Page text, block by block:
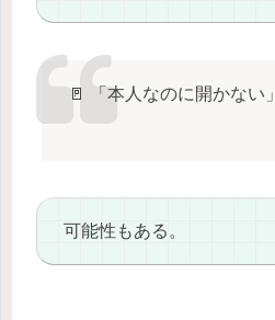
🚪 「本人なのに開かない」
可能性もある。